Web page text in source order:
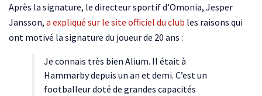
Après la signature, le directeur sportif d’Omonia, Jesper
Jansson, a expliqué sur le site officiel du club les raisons qui
ont motivé la signature du joueur de 20 ans :
Je connais très bien Alium. Il était à
Hammarby depuis un an et demi. C’est un
footballeur doté de grandes capacités